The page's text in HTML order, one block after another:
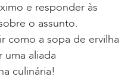
e responder às
o assunto.
como a sopa de ervilha
aliada
culinária!